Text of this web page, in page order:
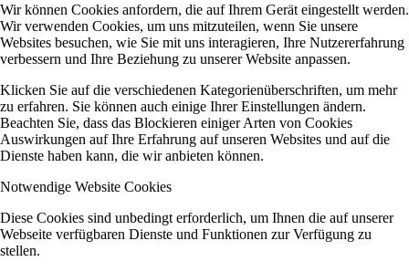
Wir können Cookies anfordern, die auf Ihrem Gerät eingestellt werden.
Wir verwenden Cookies, um uns mitzuteilen, wenn Sie unsere
Websites besuchen, wie Sie mit uns interagieren, Ihre Nutzererfahrung
verbessern und Ihre Beziehung zu unserer Website anpassen.
Klicken Sie auf die verschiedenen Kategorienüberschriften, um mehr
zu erfahren. Sie können auch einige Ihrer Einstellungen ändern.
Beachten Sie, dass das Blockieren einiger Arten von Cookies
Auswirkungen auf Ihre Erfahrung auf unseren Websites und auf die
Dienste haben kann, die wir anbieten können.
Notwendige Website Cookies
Diese Cookies sind unbedingt erforderlich, um Ihnen die auf unserer
Webseite verfügbaren Dienste und Funktionen zur Verfügung zu
stellen.